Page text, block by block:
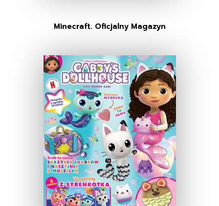
Minecraft. Oficjalny Magazyn